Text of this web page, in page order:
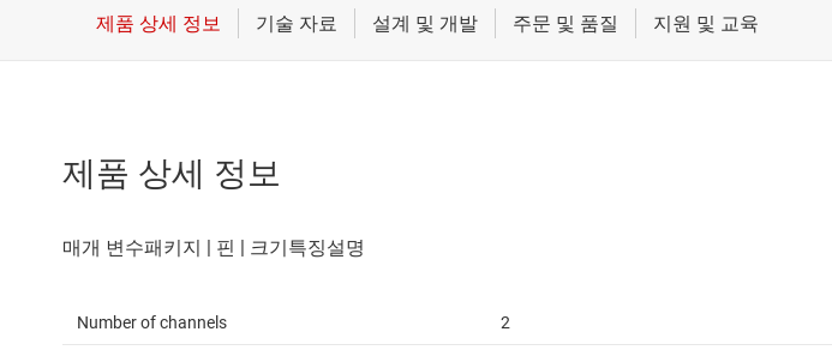
제품 상세 정보
Number of channels 2